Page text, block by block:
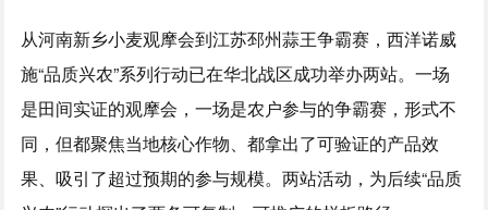
从河南新乡小麦观摩会到江苏邳州蒜王争霸赛，西洋诺威
施“品质兴农”系列行动已在华北战区成功举办两站。一场
是田间实证的观摩会，一场是农户参与的争霸赛，形式不
同，但都聚焦当地核心作物、都拿出了可验证的产品效
果、吸引了超过预期的参与规模。两站活动，为后续“品质